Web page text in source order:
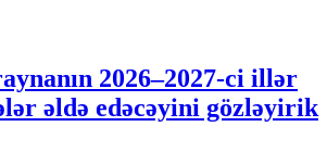
2026–2027-ci illər
əldə edəcəyini gözləyirik